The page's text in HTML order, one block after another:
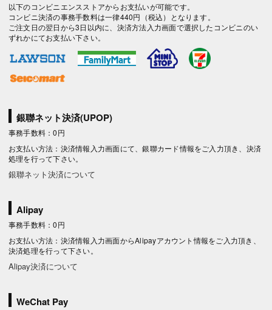
以下のコンビニエンスストアからお支払いが可能です。
コンビニ決済の事務手数料は一律440円（税込）となります。
ご注文日の翌日から3日以内に、決済方法入力画面で選択したコンビニのい
ずれかにてお支払い下さい。
銀聯ネット決済(UPOP)
事務手数料：0円
お支払い方法：決済情報入力画面にて、銀聯カード情報をご入力頂き、決済
処理を行って下さい。
銀聯ネット決済について
Alipay
事務手数料：0円
お支払い方法：決済情報入力画面からAlipayアカウント情報をご入力頂き、
決済処理を行って下さい。
Alipay決済について
WeChat Pay